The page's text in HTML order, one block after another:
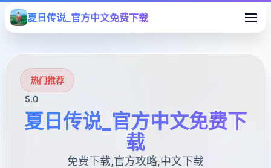
夏日传说_官方中文免费下载
热门推荐
5.0
夏日传说_官方中文免费下
载
免费下载,官方攻略,中文下载